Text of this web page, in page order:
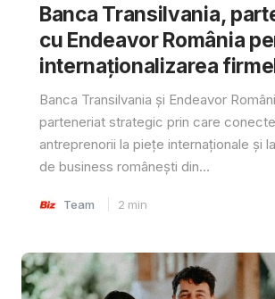
Banca Transilvania,
cu Endeavor România
internaționalizarea
Banca Transilvania și Endeavor
parteneriat strategic prin care
antreprenorii la piețe internaționale și
de business românești din...
Team 2 min